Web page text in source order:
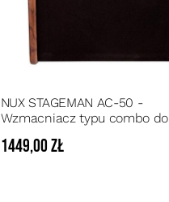
NUX STAGEMAN AC-50 -
Wzmacniacz typu combo do
Watt
1449,00 zł